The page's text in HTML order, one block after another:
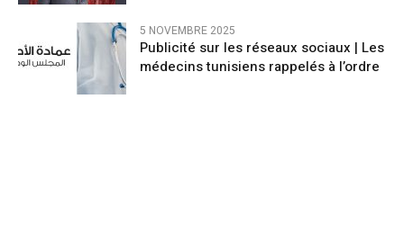
5 NOVEMBRE 2025
Publicité sur les réseaux sociaux | Les
médecins tunisiens rappelés à l’ordre